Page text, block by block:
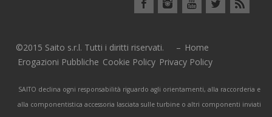
©2015 Saito s.r.l. Tutti i diritti riservati. – Home
Erogazioni Pubbliche Cookie Policy Privacy Policy
SAITO declina ogni responsabilità riguardo agli orientamenti, alla raccorderia e
alla componentistica accessoria lasciata sulle turbine o altri componenti inviati